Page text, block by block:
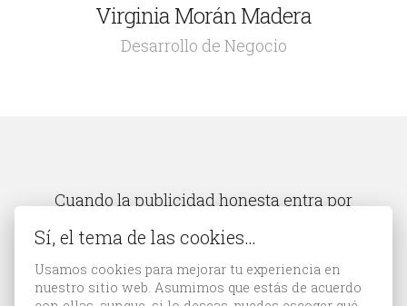
Virginia Morán Madera
Desarrollo de Negocio
Soy una de las "pesadas" de la agencia, para que los
clientes me hagan un hueco en su agenda y que los
compañeros me presenten un trabajo brillante. Casi
Cuando la publicidad honesta entra por
ventana.
Bittia
Sí, el tema de las cookies…
Usamos cookies para mejorar tu experiencia en
nuestro sitio web. Asumimos que estás de acuerdo